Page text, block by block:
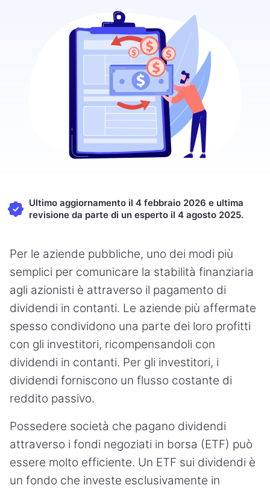
Ultimo aggiornamento il 4 febbraio 2026 e ultima
revisione da parte di un esperto il 4 agosto 2025.
Per le aziende pubbliche, uno dei modi più
semplici per comunicare la stabilità finanziaria
agli azionisti è attraverso il pagamento di
dividendi in contanti. Le aziende più affermate
spesso condividono una parte dei loro profitti
con gli investitori, ricompensandoli con
dividendi in contanti. Per gli investitori, i
dividendi forniscono un flusso costante di
reddito passivo.
Possedere società che pagano dividendi
attraverso i fondi negoziati in borsa (ETF) può
essere molto efficiente. Un ETF sui dividendi è
un fondo che investe esclusivamente in